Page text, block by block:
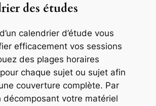
des études
calendrier d’étude vous
efficacement vos sessions
des plages horaires
chaque sujet ou sujet afin
couverture complète. Par
décomposant votre matériel